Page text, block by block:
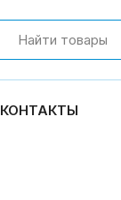
КОНТАКТЫ